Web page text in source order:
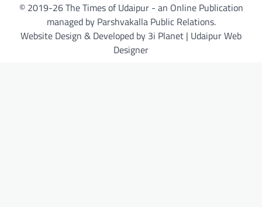
© 2019-26 The Times of Udaipur - an Online Publication
managed by Parshvakalla Public Relations.
Website Design & Developed by 3i Planet | Udaipur Web
Designer